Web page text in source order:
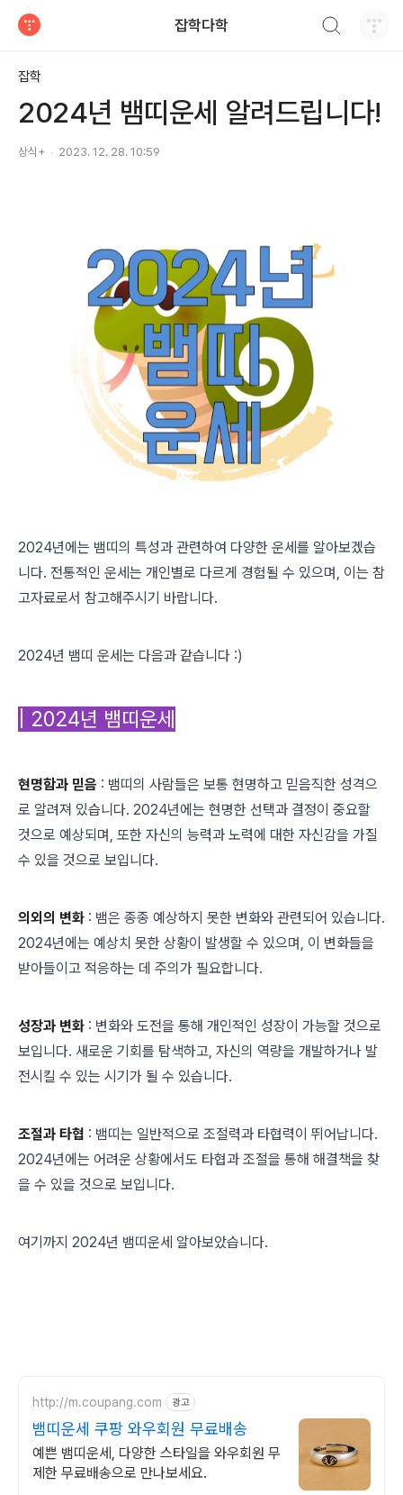
잡학다학
잡학
2024년 뱀띠운세 알려드립니다!
상식+ 2023. 12. 28. 10:59
2024년에는 뱀띠의 특성과 관련하여 다양한 운세를 알아보겠습
니다. 전통적인 운세는 개인별로 다르게 경험될 수 있으며, 이는 참
고자료로서 참고해주시기 바랍니다.
2024년 뱀띠 운세는 다음과 같습니다 :)
| 2024년 뱀띠운세
현명함과 믿음 : 뱀띠의 사람들은 보통 현명하고 믿음직한 성격으
로 알려져 있습니다. 2024년에는 현명한 선택과 결정이 중요할
것으로 예상되며, 또한 자신의 능력과 노력에 대한 자신감을 가질
수 있을 것으로 보입니다.
의외의 변화 : 뱀은 종종 예상하지 못한 변화와 관련되어 있습니다.
2024년에는 예상치 못한 상황이 발생할 수 있으며, 이 변화들을
받아들이고 적응하는 데 주의가 필요합니다.
성장과 변화 : 변화와 도전을 통해 개인적인 성장이 가능할 것으로
보입니다. 새로운 기회를 탐색하고, 자신의 역량을 개발하거나 발
전시킬 수 있는 시기가 될 수 있습니다.
조절과 타협 : 뱀띠는 일반적으로 조절력과 타협력이 뛰어납니다.
2024년에는 어려운 상황에서도 타협과 조절을 통해 해결책을 찾
을 수 있을 것으로 보입니다.
여기까지 2024년 뱀띠운세 알아보았습니다.
http://m.coupang.com 광고
뱀띠운세 쿠팡 와우회원 무료배송
예쁜 뱀띠운세, 다양한 스타일을 와우회원 무
제한 무료배송으로 만나보세요.